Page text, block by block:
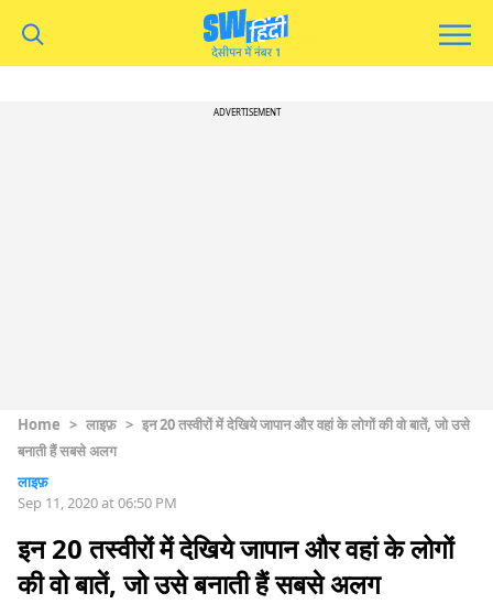
ADVERTISEMENT
Home > लाइफ़ > इन 20 तस्वीरों में देखिये जापान और वहां के लोगों की वो बातें, जो उसे
बनाती हैं सबसे अलग
लाइफ़
Sep 11, 2020 at 06:50 PM
इन 20 तस्वीरों में देखिये जापान और वहां के लोगों
की वो बातें, जो उसे बनाती हैं सबसे अलग